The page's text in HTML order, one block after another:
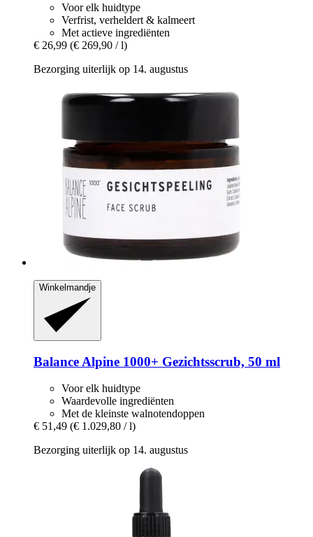
Voor elk huidtype
Verfrist, verheldert & kalmeert
Met actieve ingrediënten
€ 26,99 (€ 269,90 / l)
Bezorging uiterlijk op 14. augustus
Winkelmandje
Balance Alpine 1000+ Gezichtsscrub, 50 ml
Voor elk huidtype
Waardevolle ingrediënten
Met de kleinste walnotendoppen
€ 51,49 (€ 1.029,80 / l)
Bezorging uiterlijk op 14. augustus